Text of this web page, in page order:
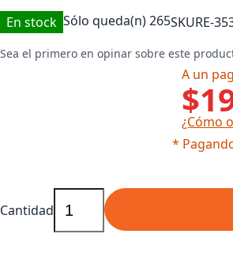
En stock Sólo queda(n)265SKURE-
Sea el primero en opinar sobre este
A un
¿Cómo
*
Cantidad